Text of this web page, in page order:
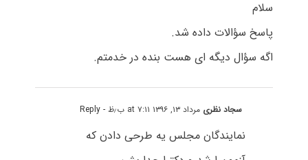
سلام
پاسخ سؤالات داده شد.
اگه سؤال دیگه ای هست بنده در خدمتم.
سجاد نظری مرداد ۱۳, ۱۳۹۶ at ۷:۱۱ ب٫ظ - Reply
نمایندگان مجلس یه طرحی دادن که